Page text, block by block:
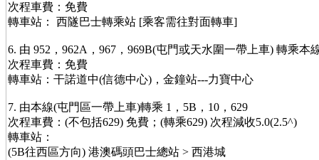
次程車費：免費
轉車站： 西隧巴士轉乘站 [乘客需往對面轉車]
6. 由 952，962A，967，969B(屯門或天水圍一帶上車) 轉乘本
次程車費：免費
轉車站：干諾道中(信德中心)，金鐘站---力寶中心
7. 由本線(屯門區一帶上車)轉乘 1，5B，10，629
次程車費：(不包括629) 免費；(轉乘629) 次程減收5.0(2.5^)
轉車站：
(5B往西區方向) 港澳碼頭巴士總站 > 西港城